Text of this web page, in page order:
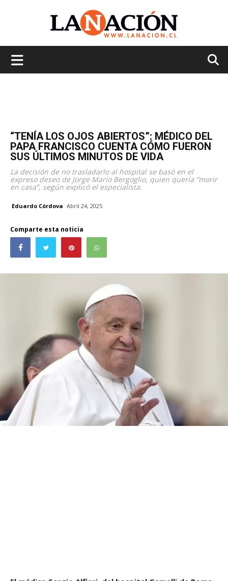
“TENÍA LOS OJOS ABIERTOS”: MÉDICO DEL
PAPA FRANCISCO CUENTA CÓMO FUERON
SUS ÚLTIMOS MINUTOS DE VIDA
La decisión de no trasladarlo al hospital se basó en el
expreso deseo de Jorge Mario Bergoglio, quien quería “morir
en casa”, según explicó el especialista.
Eduardo Córdova Abril 24, 2025
Comparte esta noticia